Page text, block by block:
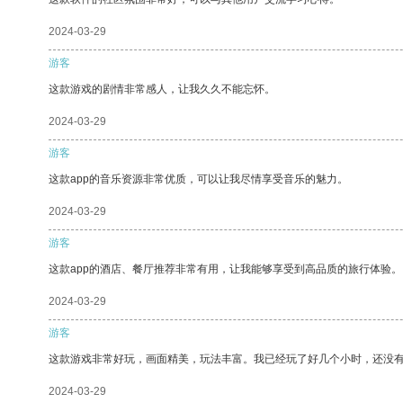
2024-03-29
游客
这款游戏的剧情非常感人，让我久久不能忘怀。
2024-03-29
游客
这款app的音乐资源非常优质，可以让我尽情享受音乐的魅力。
2024-03-29
游客
这款app的酒店、餐厅推荐非常有用，让我能够享受到高品质的旅行体验。
2024-03-29
游客
这款游戏非常好玩，画面精美，玩法丰富。我已经玩了好几个小时，还没
2024-03-29